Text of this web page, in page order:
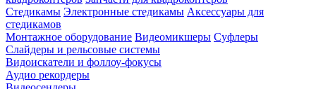
Стедикамы Электронные стедикамы Аксессуары для
стедикамов
Монтажное оборудование Видеомикшеры Суфлеры
Слайдеры и рельсовые системы
Видоискатели и фоллоу-фокусы
Аудио рекордеры